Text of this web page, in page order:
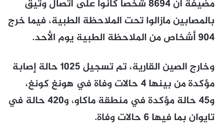
مضيفة أن 8694 شخصا كانوا على اتصال وثيق
بالمصابين مازالوا تحت الملاحظة الطبية، فيما خرج
904 أشخاص من الملاحظة الطبية يوم الأحد.
وخارج الصين القارية، تم تسجيل 1025 حالة إصابة
مؤكدة من بينها 4 حالات وفاة في هونغ كونغ،
و45 حالة مؤكدة في منطقة ماكاو، و420 حالة في
تايوان بما فيها 6 حالات وفاة.